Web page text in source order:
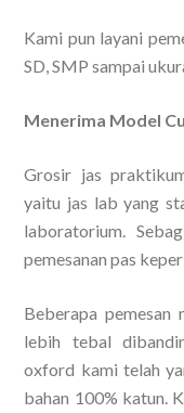
Kami pun layani
SD, SMP sampai
Menerima Model
Grosir jas
yaitu jas lab yang
laboratorium.
pemesanan pas
Beberapa pemesan
lebih tebal
oxford kami telah
bahan 100% katun.